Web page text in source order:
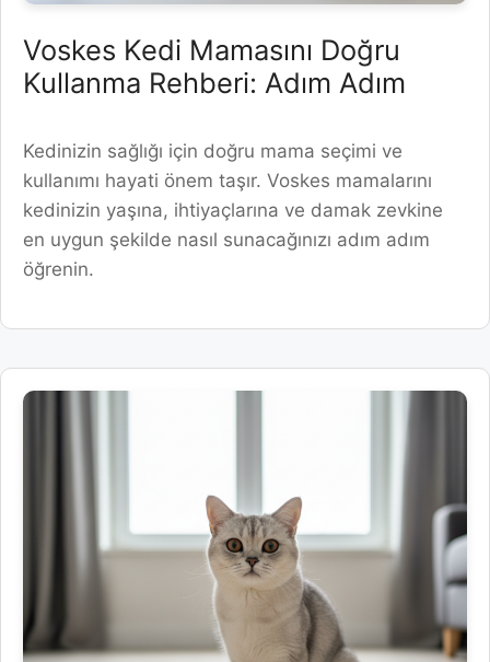
Voskes Kedi Mamasını Doğru
Kullanma Rehberi: Adım Adım
Kedinizin sağlığı için doğru mama seçimi ve
kullanımı hayati önem taşır. Voskes mamalarını
kedinizin yaşına, ihtiyaçlarına ve damak zevkine
en uygun şekilde nasıl sunacağınızı adım adım
öğrenin.